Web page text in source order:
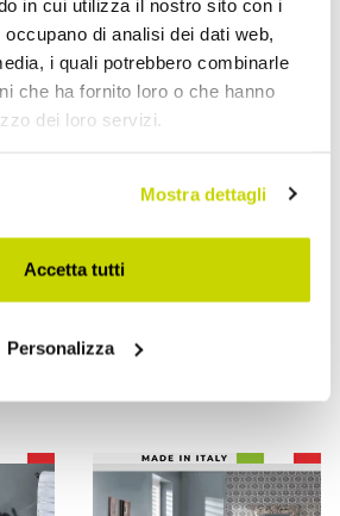
in cui utilizza il nostro sito con i
di analisi dei dati web,
i quali potrebbero combinarle
che ha fornito loro o che hanno
dei loro servizi.
Mostra dettagli
Accetta tutti
Personalizza
VIADURINI BATHROOM
Bidet Vintage da Terra di
Paulina